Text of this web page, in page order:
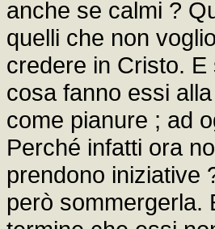
anche se calmi ?
quelli che non
credere in Cristo.
cosa fanno essi
come pianure ; ad
Perché infatti ora
prendono iniziative
però sommergerla.